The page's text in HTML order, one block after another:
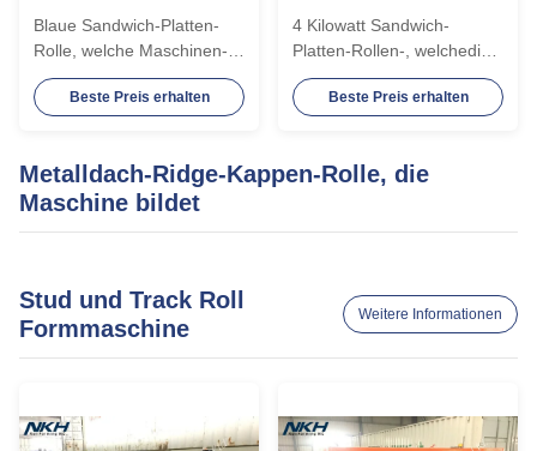
Blaue Sandwich-Platten-
Rolle, welche Maschinen-
die dekorative
Metallaußenwand-Rolle
Beste Preis erhalten
4 Kilowatt Sandwich-
Platten-Rollen-, welchedie
maschine PU-Rollen-
Fensterladen-Latten-Rolle
Beste Preis erhalten
Metalldach-Ridge-Kappen-Rolle, die
Maschine bildet
Stud und Track Roll
Formmaschine
Weitere Informationen